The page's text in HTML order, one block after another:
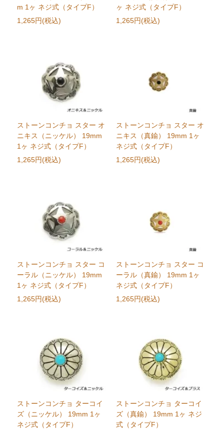
m 1ヶ ネジ式（タイプF）
1,265円(税込)
ヶ ネジ式（タイプF）
1,265円(税込)
ストーンコンチョ スター オ
ニキス（ニッケル） 19mm
1ヶ ネジ式（タイプF）
1,265円(税込)
ストーンコンチョ スター オ
ニキス（真鍮） 19mm 1ヶ
ネジ式（タイプF）
1,265円(税込)
ストーンコンチョ スター コ
ーラル（ニッケル） 19mm
1ヶ ネジ式（タイプF）
1,265円(税込)
ストーンコンチョ スター コ
ーラル（真鍮） 19mm 1ヶ
ネジ式（タイプF）
1,265円(税込)
ストーンコンチョ ターコイ
ズ（ニッケル） 19mm 1ヶ
ネジ式（タイプF）
ストーンコンチョ ターコイ
ズ（真鍮） 19mm 1ヶ ネジ
式（タイプF）